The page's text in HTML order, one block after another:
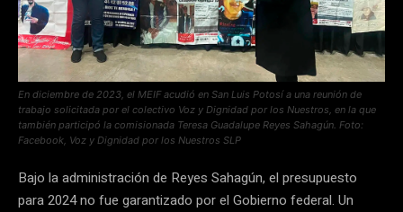
En diciembre de 2023, el MEIF acudió en San Luis Potosí a una reunión de
trabajo solicitada por el colectivo Voz y Dignidad por los Nuestros, en la que
también participó la comisionada Teresa Guadalupe Reyes Sahagún. Foto:
Facebook, Voz y Dignidad por los Nuestros SLP
Bajo la administración de Reyes Sahagún, el presupuesto
para 2024 no fue garantizado por el Gobierno federal. Un